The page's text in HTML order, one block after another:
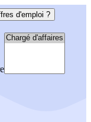
d'emploi ?